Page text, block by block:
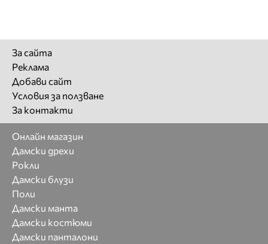
За сайта
Реклама
Добави сайт
Условия за ползване
За контакти
Онлайн магазин
Дамски дрехи
Рокли
Дамски блузи
Поли
Дамски манта
Дамски костюми
Дамски панталони